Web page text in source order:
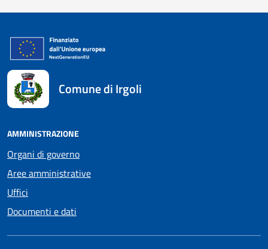
Comune di Irgoli
AMMINISTRAZIONE
Organi di governo
Aree amministrative
Uffici
Documenti e dati